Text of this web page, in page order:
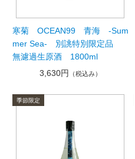
寒菊 OCEAN99 青海 -Sum
mer Sea- 別誂特別限定品
無濾過生原酒 1800ml
3,630円
（税込み）